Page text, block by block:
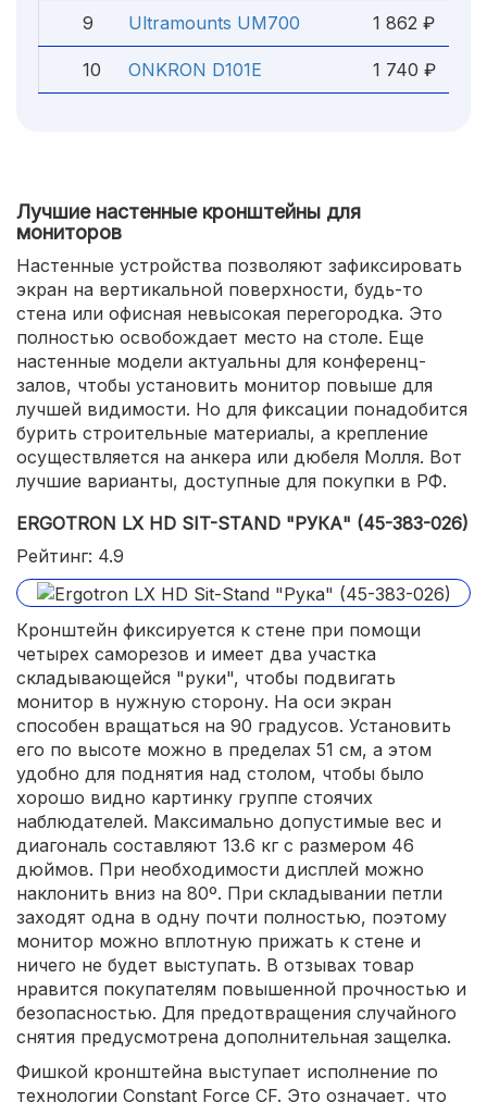
9 Ultramounts UM700 1 862 ₽
10 ONKRON D101E 1 740 ₽
Лучшие настенные кронштейны для
мониторов
Настенные устройства позволяют зафиксировать
экран на вертикальной поверхности, будь-то
стена или офисная невысокая перегородка. Это
полностью освобождает место на столе. Еще
настенные модели актуальны для конференц-
залов, чтобы установить монитор повыше для
лучшей видимости. Но для фиксации понадобится
бурить строительные материалы, а крепление
осуществляется на анкера или дюбеля Молля. Вот
лучшие варианты, доступные для покупки в РФ.
ERGOTRON LX HD SIT-STAND "РУКА" (45-383-026)
Рейтинг: 4.9
Кронштейн фиксируется к стене при помощи
четырех саморезов и имеет два участка
складывающейся "руки", чтобы подвигать
монитор в нужную сторону. На оси экран
способен вращаться на 90 градусов. Установить
его по высоте можно в пределах 51 см, а этом
удобно для поднятия над столом, чтобы было
хорошо видно картинку группе стоячих
наблюдателей. Максимально допустимые вес и
диагональ составляют 13.6 кг с размером 46
дюймов. При необходимости дисплей можно
наклонить вниз на 80º. При складывании петли
заходят одна в одну почти полностью, поэтому
монитор можно вплотную прижать к стене и
ничего не будет выступать. В отзывах товар
нравится покупателям повышенной прочностью и
безопасностью. Для предотвращения случайного
снятия предусмотрена дополнительная защелка.
Фишкой кронштейна выступает исполнение по
технологии Constant Force CF. Это означает, что